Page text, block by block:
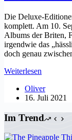
Die Deluxe-
komplett. Am 10.
Albums der Briten,
irgendwie das
doch genau
Weiterlesen
bald
in
Deluxe-
erhältlich
Oliver
16. Juli 2021
Im Trend